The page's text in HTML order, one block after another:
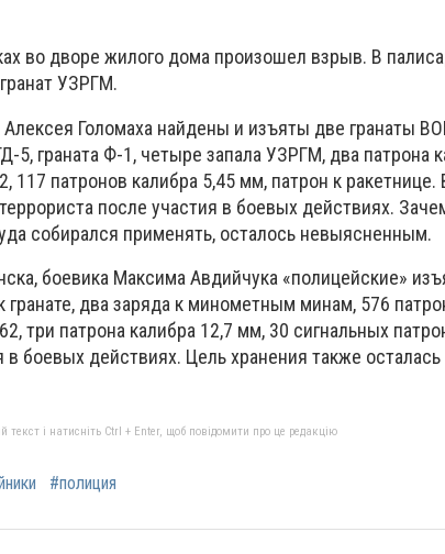
во дворе жилого дома произошел взрыв. В
УЗРГМ.
Алексея Голомаха найдены и изъяты две гранаты
5, граната Ф-1, четыре запала УЗРГМ, два патрона
117 патронов калибра 5,45 мм, патрон к ракетнице.
после участия в боевых действиях.
собирался применять, осталось невыясненным.
боевика Максима Авдийчука «полицейские»
гранате, два заряда к минометным минам, 576
три патрона калибра 12,7 мм, 30 сигнальных
в боевых действиях. Цель хранения также осталась
і натисніть Ctrl + Enter, щоб повідомити про це редакцію
#полиция